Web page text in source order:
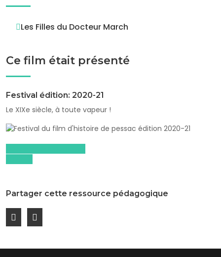
Les Filles du Docteur March
Ce film était présenté
Festival édition: 2020-21
Le XIXe siècle, à toute vapeur !
Partager cette ressource pédagogique